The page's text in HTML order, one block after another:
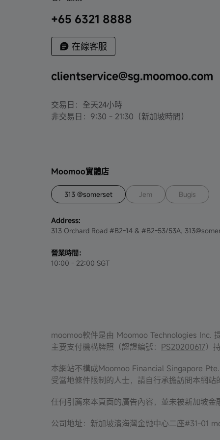
+65 6321 8888
在線客服
clientservice@sg.moomoo.com
交易日：全天24小時
非交易日：9:30 - 21:30（新加坡時間）
Moomoo實體店
313 @somerset Jem Bugis
Address:
313 Orchard Road #B2-14 & #B2-53/53A,
營業時間：
10:00 - 22:00 SGT
moomoo軟件是由 Moomoo Technologies Inc.
主要支付機構牌照（認證編號： PS20200617）
本網站不構成Moomoo Financial Singapore
受當地條件限制的人士，請自行承擔訪問本網
任何引薦來本頁面的廣告內容，並未被新加坡金
公司地址：新加坡濱海灣金融中心二座#31-01